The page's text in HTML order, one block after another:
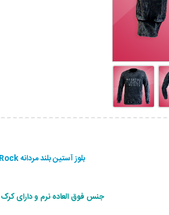
بلوز آستین بلند مردانه Rock
جنس فوق العاده نرم و دارای